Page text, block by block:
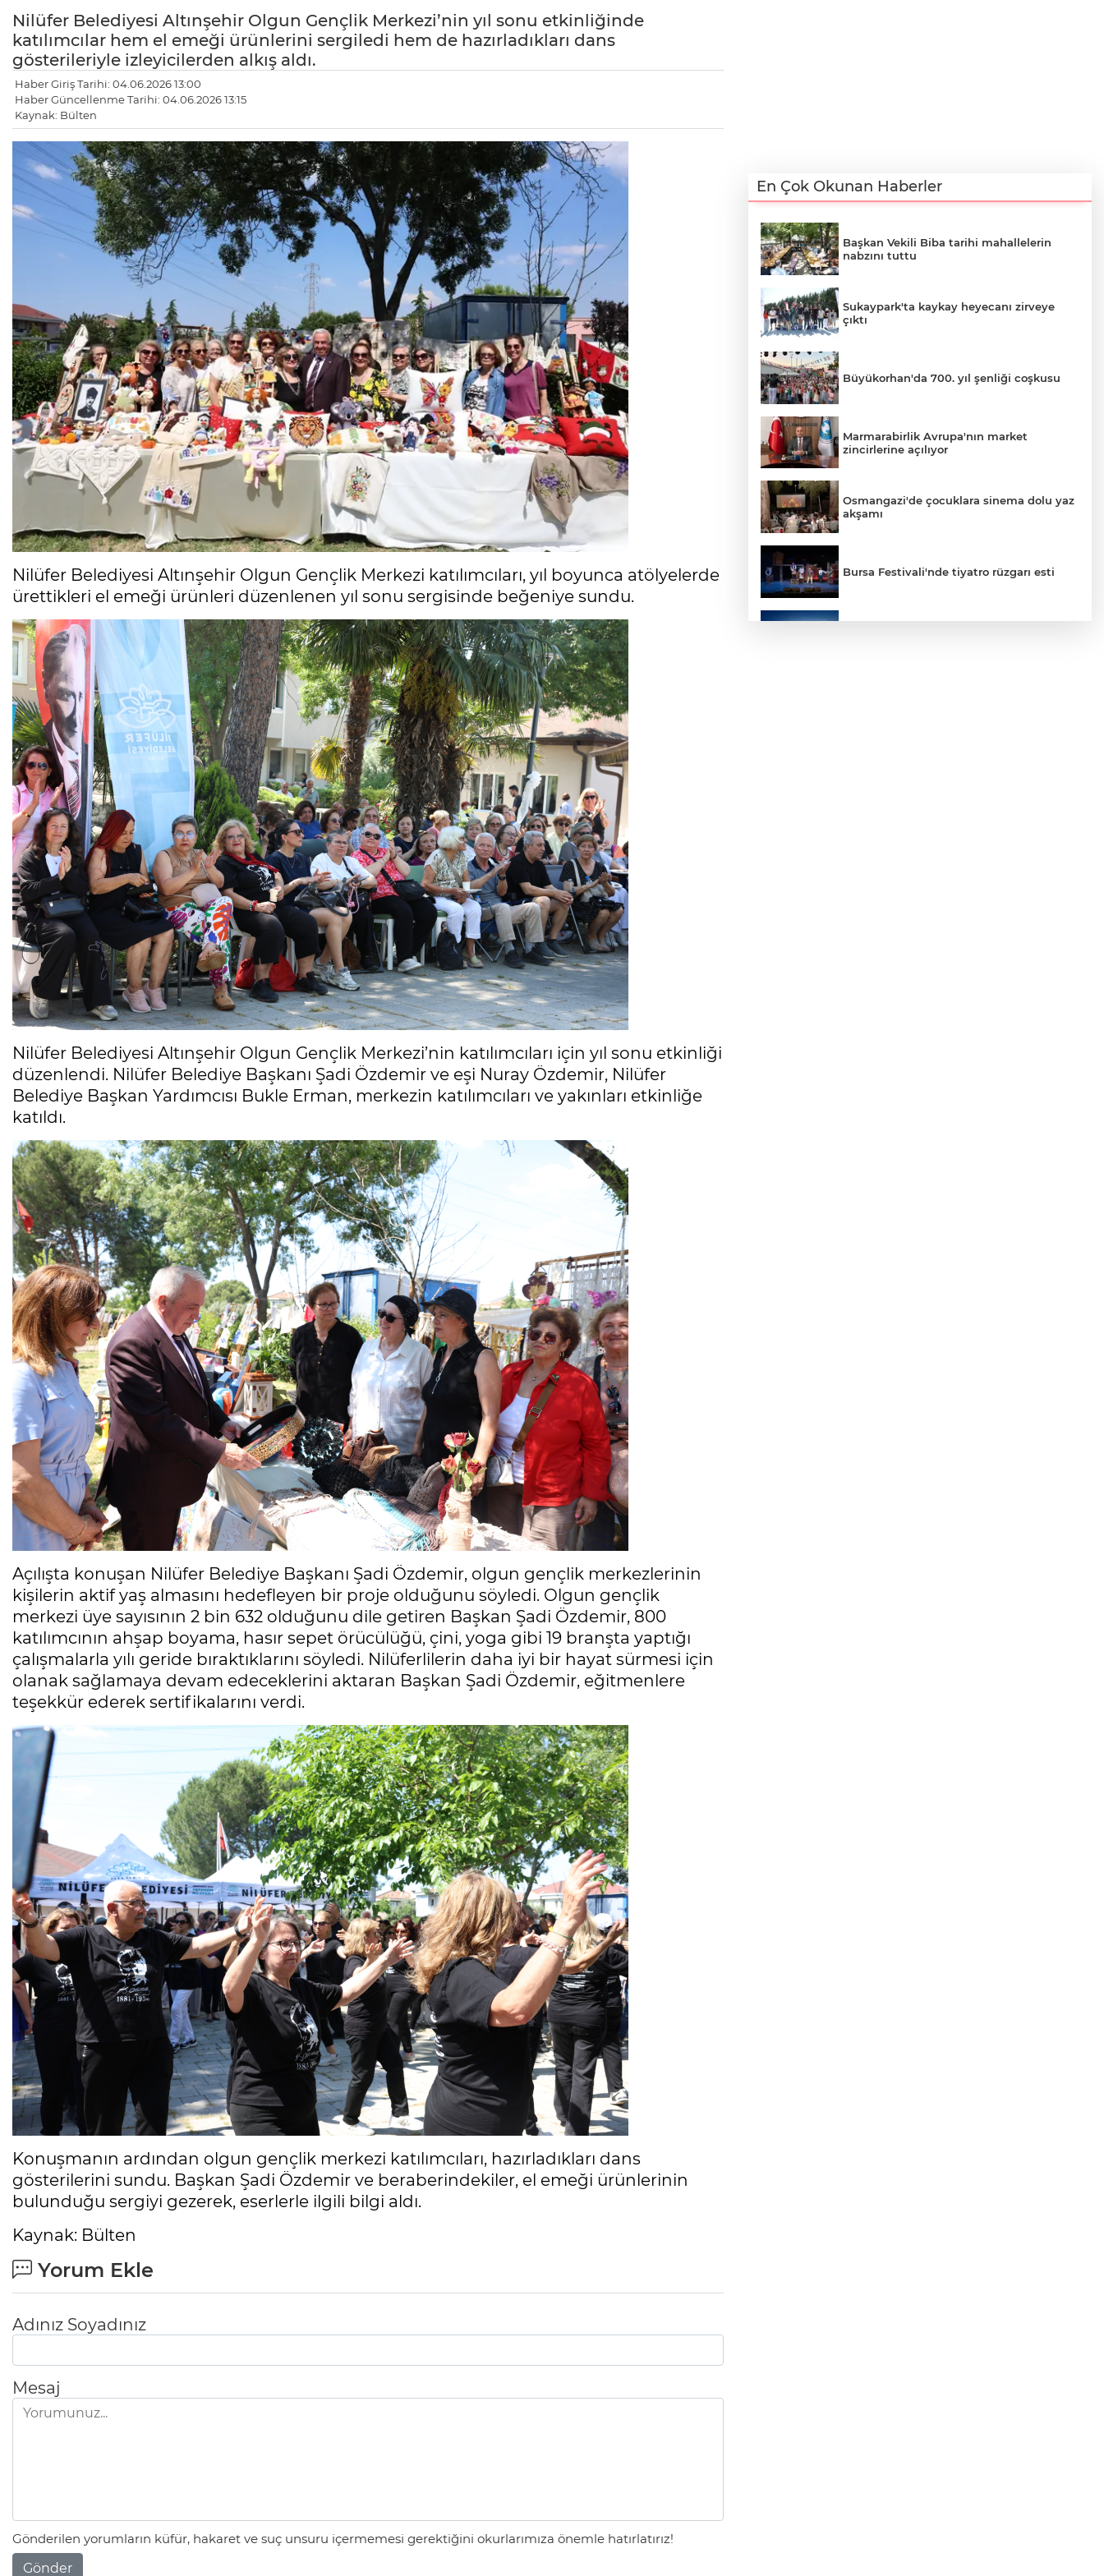
Nilüfer Belediyesi Altınşehir Olgun Gençlik Merkezi’nin yıl sonu etkinliğinde
katılımcılar hem el emeği ürünlerini sergiledi hem de hazırladıkları dans
gösterileriyle izleyicilerden alkış aldı.
Haber Giriş Tarihi: 04.06.2026 13:00
Haber Güncellenme Tarihi: 04.06.2026 13:15
Kaynak: Bülten
Nilüfer Belediyesi Altınşehir Olgun Gençlik Merkezi katılımcıları, yıl boyunca atölyelerde
ürettikleri el emeği ürünleri düzenlenen yıl sonu sergisinde beğeniye sundu.
Nilüfer Belediyesi Altınşehir Olgun Gençlik Merkezi’nin katılımcıları için yıl sonu etkinliği
düzenlendi. Nilüfer Belediye Başkanı Şadi Özdemir ve eşi Nuray Özdemir, Nilüfer
Belediye Başkan Yardımcısı Bukle Erman, merkezin katılımcıları ve yakınları etkinliğe
katıldı.
Açılışta konuşan Nilüfer Belediye Başkanı Şadi Özdemir, olgun gençlik merkezlerinin
kişilerin aktif yaş almasını hedefleyen bir proje olduğunu söyledi. Olgun gençlik
merkezi üye sayısının 2 bin 632 olduğunu dile getiren Başkan Şadi Özdemir, 800
katılımcının ahşap boyama, hasır sepet örücülüğü, çini, yoga gibi 19 branşta yaptığı
çalışmalarla yılı geride bıraktıklarını söyledi. Nilüferlilerin daha iyi bir hayat sürmesi için
olanak sağlamaya devam edeceklerini aktaran Başkan Şadi Özdemir, eğitmenlere
teşekkür ederek sertifikalarını verdi.
Konuşmanın ardından olgun gençlik merkezi katılımcıları, hazırladıkları dans
gösterilerini sundu. Başkan Şadi Özdemir ve beraberindekiler, el emeği ürünlerinin
bulunduğu sergiyi gezerek, eserlerle ilgili bilgi aldı.
Kaynak: Bülten
Yorum Ekle
Adınız Soyadınız
Mesaj
Gönderilen yorumların küfür, hakaret ve suç unsuru içermemesi gerektiğini okurlarımıza önemle hatırlatırız!
Gönder
En Çok Okunan Haberler
Başkan Vekili Biba tarihi mahallelerin
nabzını tuttu
Sukaypark'ta kaykay heyecanı zirveye
çıktı
Büyükorhan'da 700. yıl şenliği coşkusu
Marmarabirlik Avrupa'nın market
zincirlerine açılıyor
Osmangazi'de çocuklara sinema dolu yaz
akşamı
Bursa Festivali'nde tiyatro rüzgarı esti